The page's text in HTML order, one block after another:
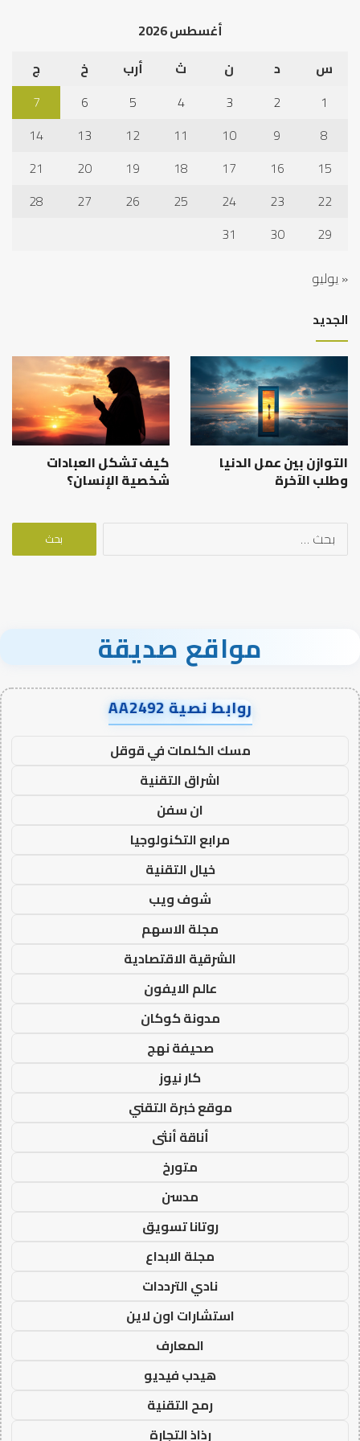
أغسطس 2026
س
د ن ث أرب خ
ج
1
2
3
4
5
6
7
8
9
10
11
12
13
14
15
16
17
18
19
20
21
22
23
24
25
26
27
28
29
30
31
« يوليو
الجديد
التوازن بين عمل الدنيا
وطلب الآخرة
كيف تشكل العبادات
شخصية الإنسان؟
البحث
مواقع صديقة
روابط نصية AA2492
مسك الكلمات في قوقل
اشراق التقنية
ان سفن
مرابع التكنولوجيا
خيال التقنية
شوف ويب
مجلة الاسهم
الشرقية الاقتصادية
عالم الايفون
مدونة كوكان
صحيفة نهج
كار نيوز
موقع خبرة التقني
أناقة أنثى
متورخ
مدسن
روتانا تسويق
مجلة الابداع
نادي الترددات
استشارات اون لاين
المعارف
هيدب فيديو
رمح التقنية
رذاذ التجارة